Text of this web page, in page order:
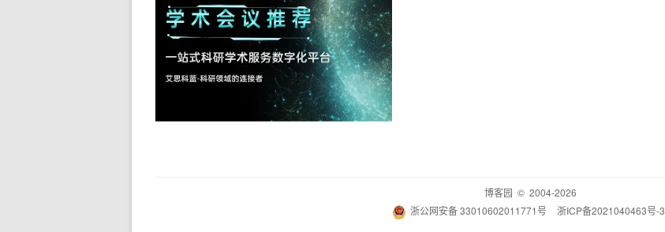
博客园 © 2004-2026
浙公网安备 33010602011771号
浙ICP备2021040463号-3